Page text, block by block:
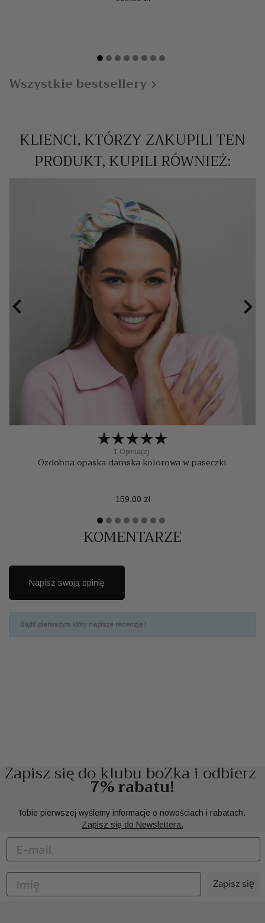
Wszystkie bestsellery 
KLIENCI, KTÓRZY ZAKUPILI TEN
PRODUKT, KUPILI RÓWNIEŻ:
1 Opinia(e)
Ozdobna opaska damska kolorowa w paseczki.
Cena
159,00 zł
 
KOMENTARZE
Napisz swoją opinię
Bądź pierwszym który napisze recenzję !
Zapisz się do klubu boZka i odbierz
7% rabatu!
Tobie pierwszej wyślemy informacje o nowościach i rabatach.
Zapisz się do Newslettera.
Zapisz się